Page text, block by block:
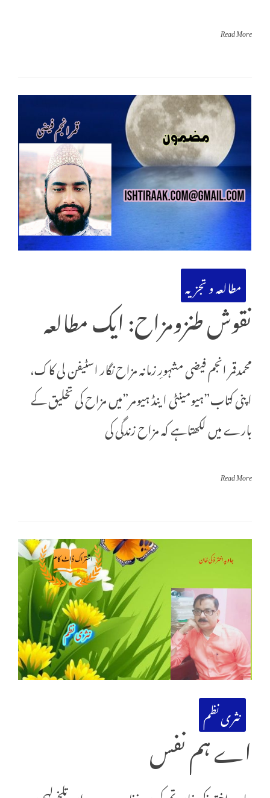
Read More
مطالعہ و تجزیہ
نقوش طنزومزاح: ایک مطالعہ
محمدقمر انجم فیضی مشہورِ زمانہ مزاح نگار اسٹیفن لی کاک،
اپنی کتاب”ہیومینٹی اینڈ ہیومر”میں مزاح کی تخلیق کے
بارے میں لکھتاہے کہ مزاح زندگی کی
Read More
نثری نظم
اے ہم نفس